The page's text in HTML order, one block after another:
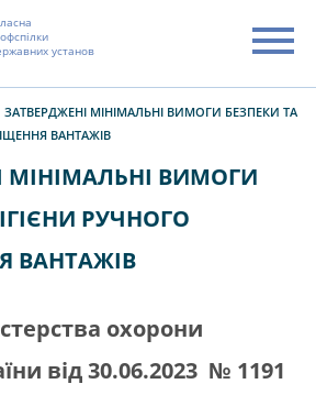
установ
ЗАТВЕРДЖЕНІ МІНІМАЛЬНІ ВИМОГИ БЕЗПЕКИ ТА
ВАНТАЖІВ
МІНІМАЛЬНІ ВИМОГИ
РУЧНОГО
ВАНТАЖІВ
охорони
від 30.06.2023 № 1191